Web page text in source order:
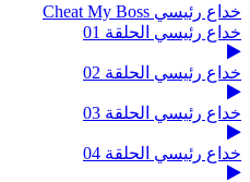
خداع رئيسي Cheat My Boss
خداع رئيسي الحلقة 01
خداع رئيسي الحلقة 02
خداع رئيسي الحلقة 03
خداع رئيسي الحلقة 04